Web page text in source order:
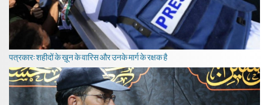
पत्रकार: शहीदों के ख़ून के वारिस और उनके मार्ग के रक्षक है